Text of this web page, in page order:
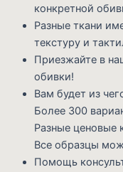
конкретной
Разные ткани
текстуру и
Приезжайте в
обивки!
Вам будет из
Более 300
Разные ценовые
Все образцы
Помощь